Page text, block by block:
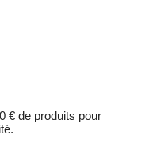
€ de produits pour